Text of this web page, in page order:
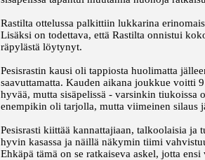
Rastilta ottelussa palkittiin lukkarina
Lisäksi on todettava, että Rastilta onnistui
räpylästä löytynyt.
Pesisrastin kausi oli tappiosta huolimatta
saavuttamatta. Kauden aikana joukkue voitti
hyvää, mutta sisäpelissä - varsinkin tiukoissa
enempikin oli tarjolla, mutta viimeinen silaus
Pesisrasti kiittää kannattajiaan, talkoolaisia ja
hyvin kasassa ja näillä näkymin tiimi
Ehkäpä tämä on se ratkaiseva askel, jotta